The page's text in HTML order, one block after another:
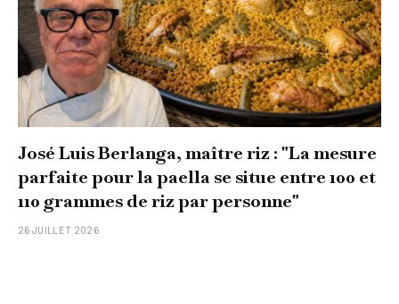
José Luis Berlanga, maître riz : "La mesure
parfaite pour la paella se situe entre 100 et
110 grammes de riz par personne"
26 JUILLET 2026